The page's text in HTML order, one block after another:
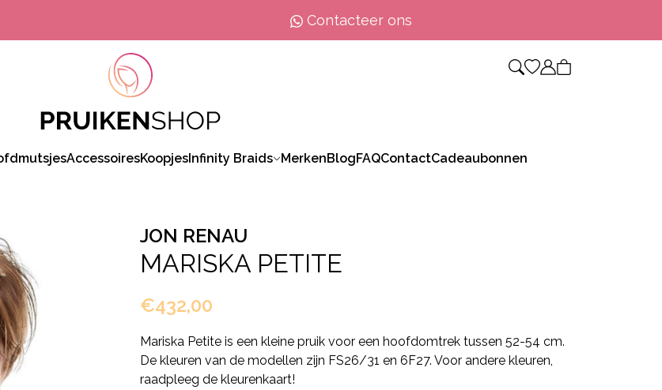
Contacteer ons
AccessoiresKoopjesInfinity Braids MerkenBlogFAQContactCadeaubonnen
JON RENAU
MARISKA PETITE
€432,00
Mariska Petite is een kleine pruik voor een hoofdomtrek tussen 52-54 cm.
De kleuren van de modellen zijn FS26/31 en 6F27. Voor andere kleuren,
raadpleeg de kleurenkaart!